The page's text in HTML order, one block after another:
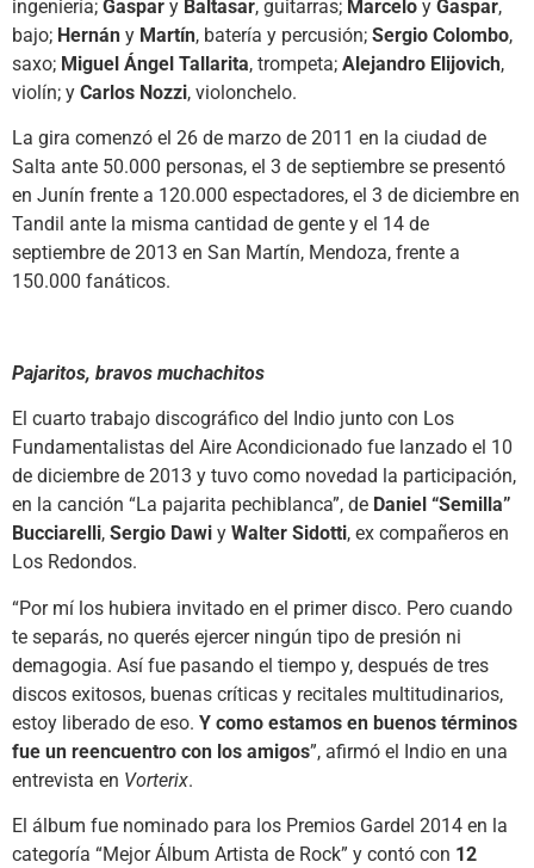
ingeniería; Gaspar y Baltasar, guitarras; Marcelo y Gaspar,
bajo; Hernán y Martín, batería y percusión; Sergio Colombo,
saxo; Miguel Ángel Tallarita, trompeta; Alejandro Elijovich,
violín; y Carlos Nozzi, violonchelo.
La gira comenzó el 26 de marzo de 2011 en la ciudad de
Salta ante 50.000 personas, el 3 de septiembre se presentó
en Junín frente a 120.000 espectadores, el 3 de diciembre en
Tandil ante la misma cantidad de gente y el 14 de
septiembre de 2013 en San Martín, Mendoza, frente a
150.000 fanáticos.
Pajaritos, bravos muchachitos
El cuarto trabajo discográfico del Indio junto con Los
Fundamentalistas del Aire Acondicionado fue lanzado el 10
de diciembre de 2013 y tuvo como novedad la participación,
en la canción “La pajarita pechiblanca”, de Daniel “Semilla”
Bucciarelli, Sergio Dawi y Walter Sidotti, ex compañeros en
Los Redondos.
“Por mí los hubiera invitado en el primer disco. Pero cuando
te separás, no querés ejercer ningún tipo de presión ni
demagogia. Así fue pasando el tiempo y, después de tres
discos exitosos, buenas críticas y recitales multitudinarios,
estoy liberado de eso. Y como estamos en buenos términos
fue un reencuentro con los amigos”, afirmó el Indio en una
entrevista en Vorterix.
El álbum fue nominado para los Premios Gardel 2014 en la
categoría “Mejor Álbum Artista de Rock” y contó con 12